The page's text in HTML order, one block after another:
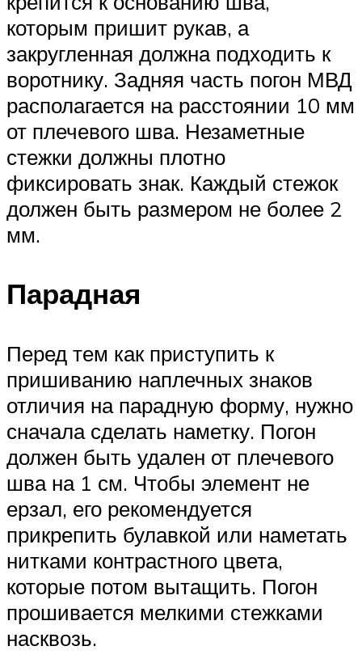
которым пришит рукав, а
закругленная должна подходить к
воротнику. Задняя часть погон МВД
располагается на расстоянии 10 мм
от плечевого шва. Незаметные
стежки должны плотно
фиксировать знак. Каждый стежок
должен быть размером не более 2
мм.
Парадная
Перед тем как приступить к
пришиванию наплечных знаков
отличия на парадную форму, нужно
сначала сделать наметку. Погон
должен быть удален от плечевого
шва на 1 см. Чтобы элемент не
ерзал, его рекомендуется
прикрепить булавкой или наметать
нитками контрастного цвета,
которые потом вытащить. Погон
прошивается мелкими стежками
насквозь.